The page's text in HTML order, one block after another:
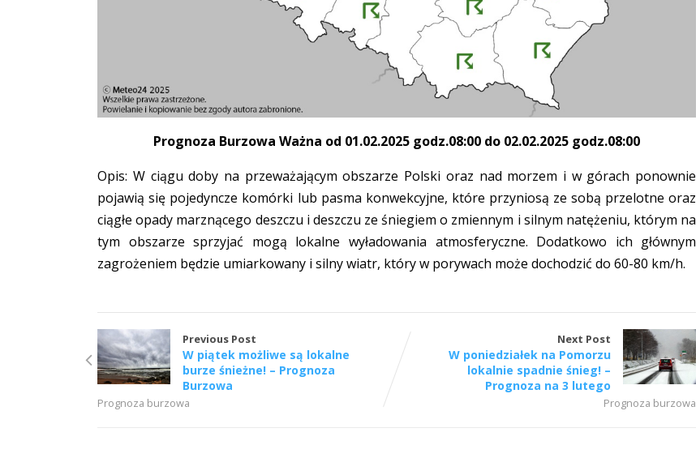
Prognoza Burzowa Ważna od 01.02.2025 godz.08:00 do 02.02.2025 godz.08:00
Opis: W ciągu doby na przeważającym obszarze Polski oraz nad morzem i w górach ponownie
pojawią się pojedyncze komórki lub pasma konwekcyjne, które przyniosą ze sobą przelotne oraz
ciągłe opady marznącego deszczu i deszczu ze śniegiem o zmiennym i silnym natężeniu, którym na
tym obszarze sprzyjać mogą lokalne wyładowania atmosferyczne. Dodatkowo ich głównym
zagrożeniem będzie umiarkowany i silny wiatr, który w porywach może dochodzić do 60-80 km/h.
Previous Post
W piątek możliwe są lokalne
burze śnieżne! – Prognoza
Burzowa
Prognoza burzowa
Next Post
W poniedziałek na Pomorzu
lokalnie spadnie śnieg! –
Prognoza na 3 lutego
Prognoza burzowa